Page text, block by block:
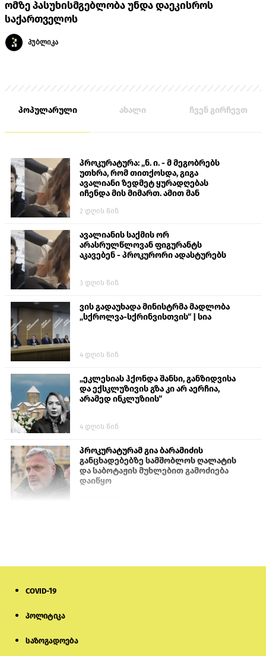
ომზე პასუხისმგებლობა უნდა დაეკისროს
საქართველოს
პუბლიკა
პოპულარული ახალი ჩვენ გირჩევთ
პროკურატურა: „ნ. ი. - მ მეგობრებს
უთხრა, რომ თითქოსდა, გიგა
ავალიანი ზედმეტ ყურადღებას
იჩენდა მის მიმართ. ამით მან
თავს დასხმოდა გიგა ავალიანს“
2 დღის წინ
ავალიანის საქმის ორ
არასრულწლოვან ფიგურანტს
აკავებენ - პროკურორი ადასტურებს
3 დღის წინ
ვის გადაუხადა მინისტრმა მადლობა
„სქროლვა-სქრინვისთვის“ | სია
4 დღის წინ
„ეკლესიას ჰქონდა შანსი, განზიდვისა
და ექსკლუზივის გზა კი არ აერჩია,
არამედ ინკლუზიის“
4 დღის წინ
პროკურატურამ გია ბარამიძის
განცხადებებზე სამშობლოს ღალატის
და საბოტაჟის მუხლებით გამოძიება
დაიწყო
COVID-19
პოლიტიკა
საზოგადოება